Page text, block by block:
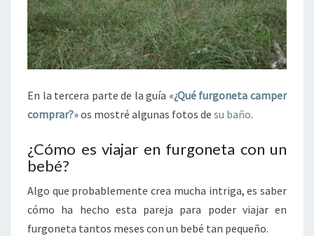
En la tercera parte de la guía «¿Qué furgoneta camper
comprar?» os mostré algunas fotos de su baño.
¿Cómo es viajar en furgoneta con un
bebé?
Algo que probablemente crea mucha intriga, es saber
cómo ha hecho esta pareja para poder viajar en
furgoneta tantos meses con un bebé tan pequeño.